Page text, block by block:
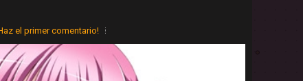
el primer comentario!